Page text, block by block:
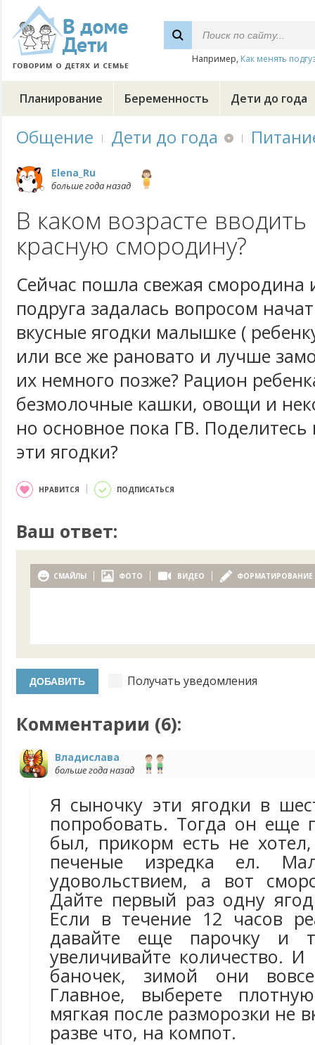
Например, Как менять
Планирование Беременность Дети до года
Общение Дети до года
Elena_Ru
больше года назад
В каком возрасте
красную смородину?
Сейчас пошла свежая смородина
подруга задалась вопросом
вкусные ягодки малышке (
или все же рановато и лучше
их немного позже? Рацион
безмолочные кашки, овощи и
но основное пока ГВ. Поделитесь
эти ягодки?
НРАВИТСЯ ПОДПИСАТЬСЯ
Ваш ответ:
СМАЙЛЫ ФОТО ВИДЕО ФОРМАТИРОВАНИЕ
Получать уведомления
Комментарии (6):
Владислава
больше года назад
Я сыночку эти ягодки в
попробовать. Тогда он еще
был, прикорм есть не
печеные изредка ел.
удовольствием, а вот
Дайте первый раз одну
Если в течение 12 часов
давайте еще парочку и
увеличивайте количество. И
баночек, зимой они
Главное, выберете
мягкая после разморозки не
разве что, на компот.